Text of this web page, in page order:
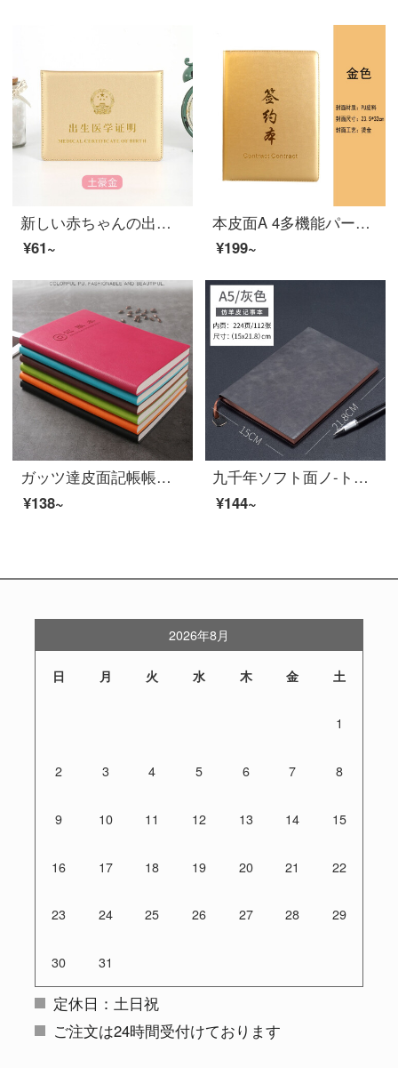
新しい赤ちゃんの出生証明カバーの赤ちゃんの出生証の保護カバーの厚い土豪金
¥61~
本皮面A 4多機能パーマファイルビジネス企画契約書金
¥199~
ガッツ達皮面記帳帳帳簿家庭現金出納帳家計往来帳財務流水明帳MA-168赤
¥138~
九千年ソフト面ノ-ト子A 5 B 5会議記録本ビジネ皮面大サイズノ-トブロック純色オフ本カスタマイズLOGO 25 K/A 5灰色
¥144~
2026年8月
日 月 火 水 木 金 土
1
2 3 4 5 6 7 8
9 10 11 12 13 14 15
16 17 18 19 20 21 22
23 24 25 26 27 28 29
30 31
定休日：土日祝
ご注文は24時間受付けております